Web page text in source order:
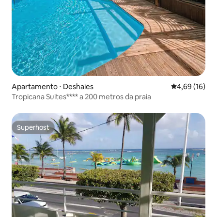
Apartamento ⋅ Deshaies 4,69 de uma
4,69 (16)
Tropicana Suites**** a 200 metros da praia
Superhost
Superhost